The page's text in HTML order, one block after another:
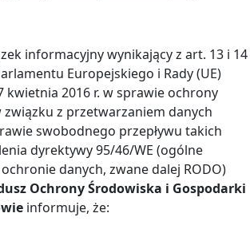
informacyjny wynikający z art. 13 i 14
Europejskiego i Rady (UE)
kwietnia 2016 r. w sprawie ochrony
związku z przetwarzaniem danych
swobodnego przepływu takich
dyrektywy 95/46/WE (ogólne
danych, zwane dalej RODO)
Ochrony Środowiska i Gospodarki
informuje, że: